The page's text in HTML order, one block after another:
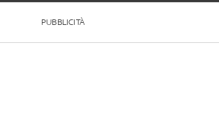
PUBBLICITÀ